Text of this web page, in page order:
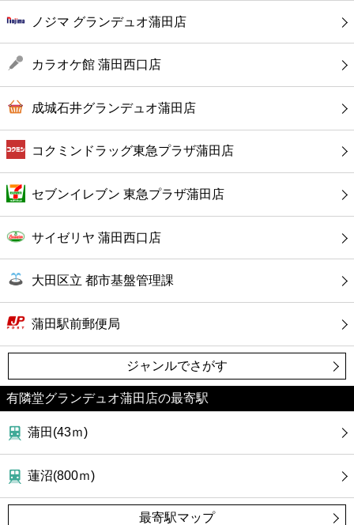
ノジマ グランデュオ蒲田店
カラオケ館 蒲田西口店
成城石井グランデュオ蒲田店
コクミンドラッグ東急プラザ蒲田店
セブンイレブン 東急プラザ蒲田店
サイゼリヤ 蒲田西口店
大田区立 都市基盤管理課
蒲田駅前郵便局
ジャンルでさがす
有隣堂グランデュオ蒲田店の最寄駅
蒲田(43ｍ)
蓮沼(800ｍ)
最寄駅マップ